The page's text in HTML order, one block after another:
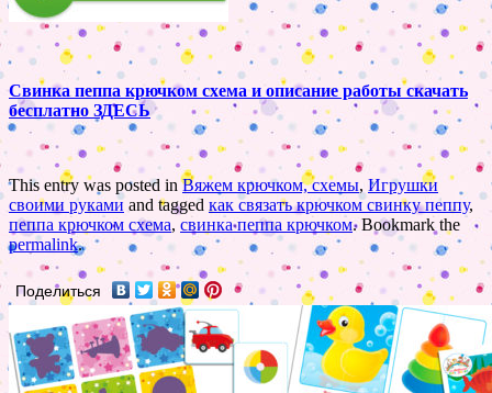
Свинка пеппа крючком схема и описание работы скачать
бесплатно ЗДЕСЬ
This entry was posted inВяжем крючком, схемы, Игрушки
своими руками and tagged как связать крючком свинку пеппу,
пеппа крючком схема, свинка пеппа крючком. Bookmark the
permalink.
Поделиться